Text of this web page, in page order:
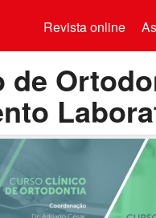
Revista online
de